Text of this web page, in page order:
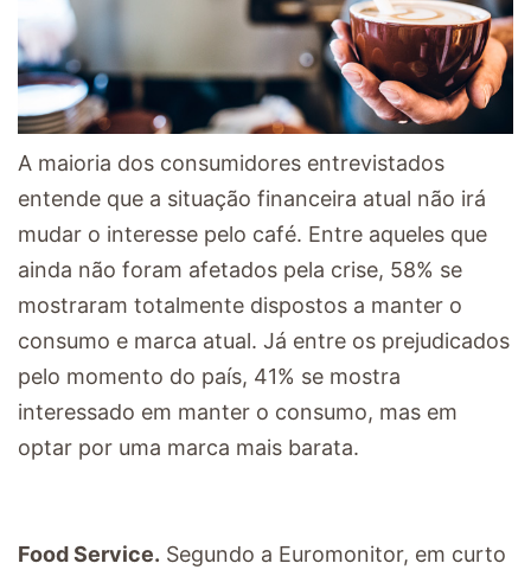
A maioria dos consumidores entrevistados
entende que a situação financeira atual não irá
mudar o interesse pelo café. Entre aqueles que
ainda não foram afetados pela crise, 58% se
mostraram totalmente dispostos a manter o
consumo e marca atual. Já entre os prejudicados
pelo momento do país, 41% se mostra
interessado em manter o consumo, mas em
optar por uma marca mais barata.
Food Service. Segundo a Euromonitor, em curto